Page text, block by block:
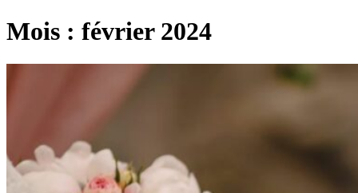
Mois : février 2024